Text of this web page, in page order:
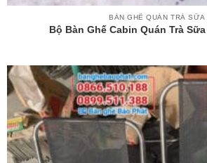
BÀN GHẾ QUÁN TRÀ SỮA
Bộ Bàn Ghế Cabin Quán Trà Sữa